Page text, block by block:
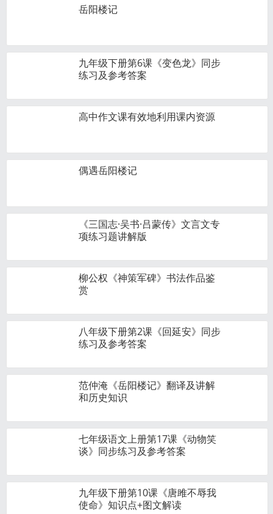
岳阳楼记
九年级下册第6课《变色龙》同步
练习及参考答案
高中作文课有效地利用课内资源
偶遇岳阳楼记
《三国志·吴书·吕蒙传》文言文专
项练习题讲解版
柳公权《神策军碑》书法作品鉴
赏
八年级下册第2课《回延安》同步
练习及参考答案
范仲淹《岳阳楼记》翻译及讲解
和历史知识
七年级语文上册第17课《动物笑
谈》同步练习及参考答案
九年级下册第10课《唐雎不辱我
使命》知识点+图文解读